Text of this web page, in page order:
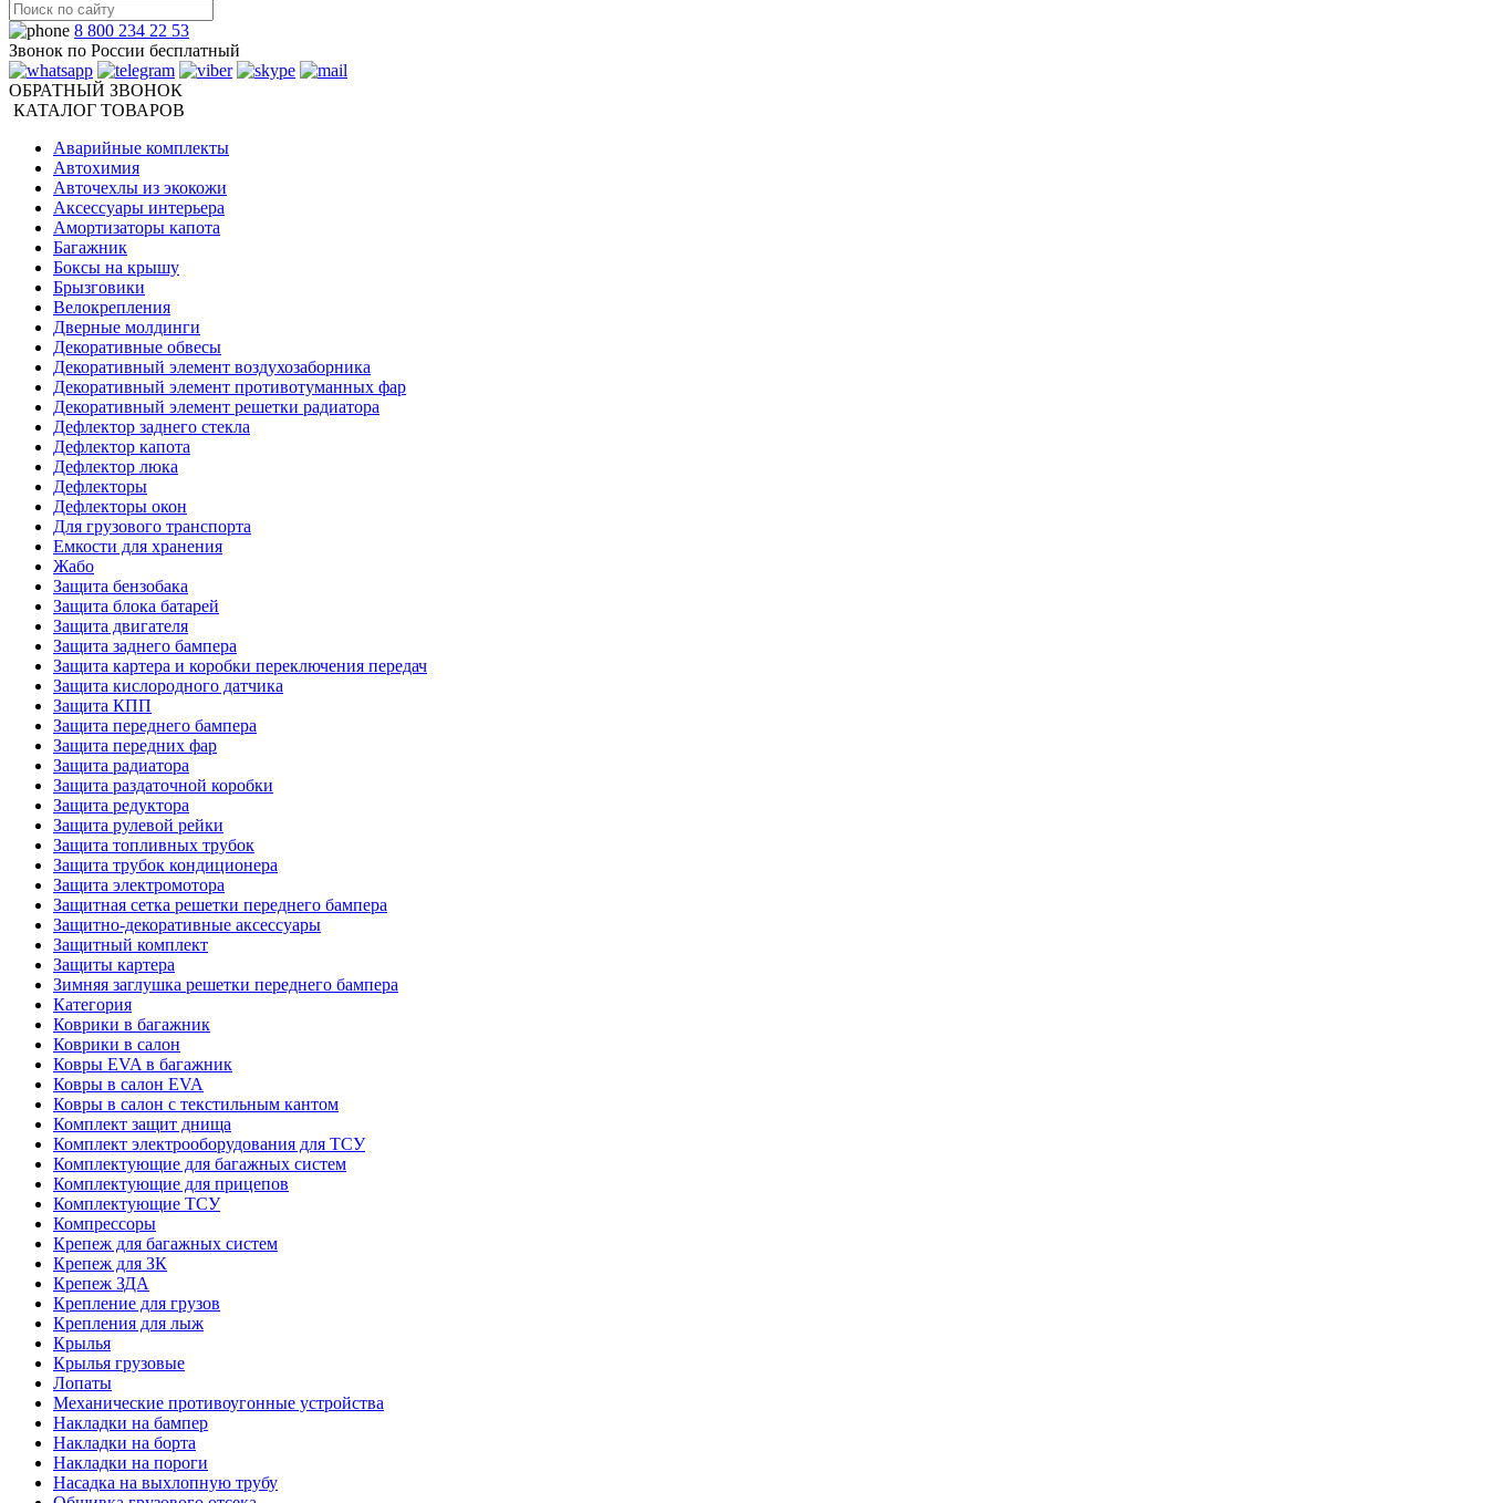
8 800 234 22 53
Звонок по России бесплатный
ОБРАТНЫЙ ЗВОНОК
КАТАЛОГ ТОВАРОВ
Аварийные комплекты
Автохимия
Авточехлы из экокожи
Аксессуары интерьера
Амортизаторы капота
Багажник
Боксы на крышу
Брызговики
Велокрепления
Дверные молдинги
Декоративные обвесы
Декоративный элемент воздухозаборника
Декоративный элемент противотуманных фар
Декоративный элемент решетки радиатора
Дефлектор заднего стекла
Дефлектор капота
Дефлектор люка
Дефлекторы
Дефлекторы окон
Для грузового транспорта
Емкости для хранения
Жабо
Защита бензобака
Защита блока батарей
Защита двигателя
Защита заднего бампера
Защита картера и коробки переключения передач
Защита кислородного датчика
Защита КПП
Защита переднего бампера
Защита передних фар
Защита радиатора
Защита раздаточной коробки
Защита редуктора
Защита рулевой рейки
Защита топливных трубок
Защита трубок кондиционера
Защита электромотора
Защитная сетка решетки переднего бампера
Защитно-декоративные аксессуары
Защитный комплект
Защиты картера
Зимняя заглушка решетки переднего бампера
Категория
Коврики в багажник
Коврики в салон
Ковры EVA в багажник
Ковры в салон EVA
Ковры в салон с текстильным кантом
Комплект защит днища
Комплект электрооборудования для ТСУ
Комплектующие для багажных систем
Комплектующие для прицепов
Комплектующие ТСУ
Компрессоры
Крепеж для багажных систем
Крепеж для ЗК
Крепеж ЗДА
Крепление для грузов
Крепления для лыж
Крылья
Крылья грузовые
Лопаты
Механические противоугонные устройства
Накладки на бампер
Накладки на борта
Накладки на пороги
Насадка на выхлопную трубу